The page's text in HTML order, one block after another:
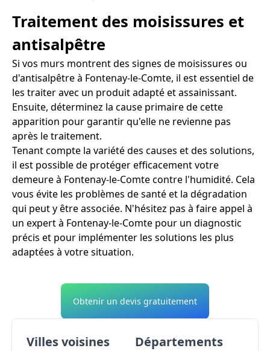
Traitement des moisissures et
antisalpêtre
Si vos murs montrent des signes de moisissures ou
d'antisalpêtre à Fontenay-le-Comte, il est essentiel de
les traiter avec un produit adapté et assainissant.
Ensuite, déterminez la cause primaire de cette
apparition pour garantir qu'elle ne revienne pas
après le traitement.
Tenant compte la variété des causes et des solutions,
il est possible de protéger efficacement votre
demeure à Fontenay-le-Comte contre l'humidité. Cela
vous évite les problèmes de santé et la dégradation
qui peut y être associée. N'hésitez pas à faire appel à
un expert à Fontenay-le-Comte pour un diagnostic
précis et pour implémenter les solutions les plus
adaptées à votre situation.
Obtenir un devis gratuitement
Villes voisines Départements